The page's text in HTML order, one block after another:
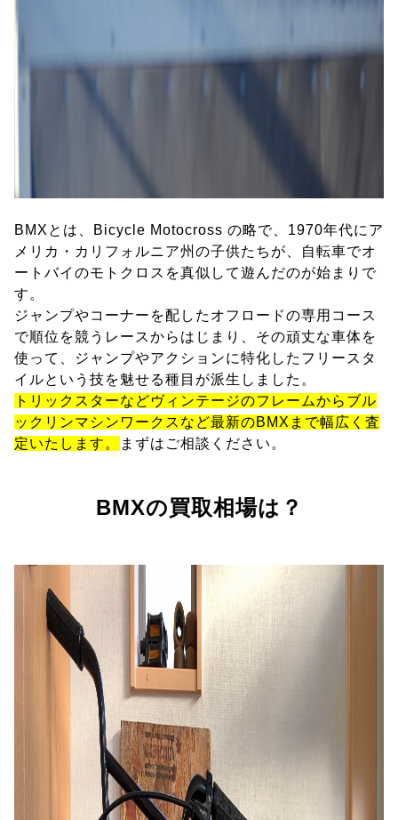
BMXとは、Bicycle Motocross の略で、1970年代にア
メリカ・カリフォルニア州の子供たちが、自転車でオ
ートバイのモトクロスを真似して遊んだのが始まりで
す。
ジャンプやコーナーを配したオフロードの専用コース
で順位を競うレースからはじまり、その頑丈な車体を
使って、ジャンプやアクションに特化したフリースタ
イルという技を魅せる種目が派生しました。
トリックスターなどヴィンテージのフレームからブル
ックリンマシンワークスなど最新のBMXまで幅広く査
定いたします。
まずはご相談ください。
BMXの買取相場は？